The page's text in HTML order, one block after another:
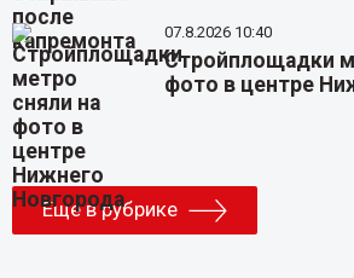
07.8.2026 10:40
Стройплощадки
фото в центре
Еще в рубрике